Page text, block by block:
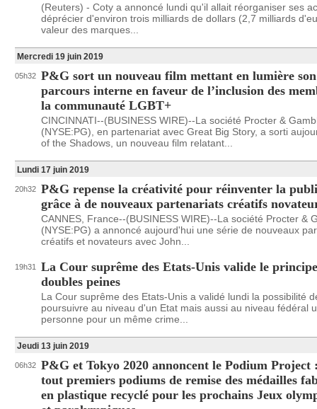
(Reuters) - Coty a annoncé lundi qu'il allait réorganiser ses
déprécier d'environ trois milliards de dollars (2,7 milliards
valeur des marques...
Mercredi 19 juin 2019
05h32 P&G sort un nouveau film mettant en lumière son
parcours interne en faveur de l’inclusion des
la communauté LGBT+
CINCINNATI--(BUSINESS WIRE)--La société Procter &
(NYSE:PG), en partenariat avec Great Big Story, a sorti
of the Shadows, un nouveau film relatant...
Lundi 17 juin 2019
20h32 P&G repense la créativité pour réinventer la
grâce à de nouveaux partenariats créatifs
CANNES, France--(BUSINESS WIRE)--La société Procter &
(NYSE:PG) a annoncé aujourd'hui une série de nouveaux
créatifs et novateurs avec John...
19h31
La Cour suprême des Etats-Unis valide le
doubles peines
La Cour suprême des Etats-Unis a validé lundi la possibilité
poursuivre au niveau d'un Etat mais aussi au niveau fédéral
personne pour un même crime...
Jeudi 13 juin 2019
06h32 P&G et Tokyo 2020 annoncent le Podium Project
tout premiers podiums de remise des médailles
en plastique recyclé pour les prochains Jeux